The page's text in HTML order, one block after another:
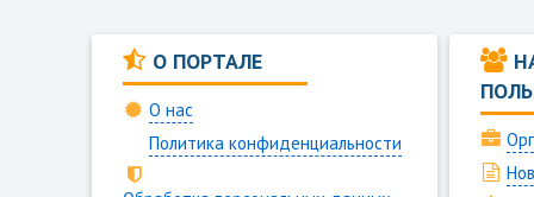
О ПОРТАЛЕ
О нас
Политика конфиденциальности